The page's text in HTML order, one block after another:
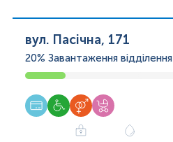
вул. Пасічна, 171
20% Завантаження відділення